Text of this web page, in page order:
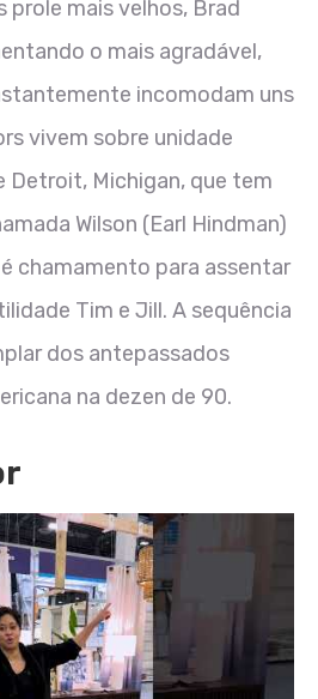
prole mais velhos, Brad
o mais agradável,
incomodam uns
vivem sobre unidade
Detroit, Michigan, que tem
Wilson (Earl Hindman)
chamamento para assentar
Tim e Jill. A sequência
dos antepassados
na dezen de 90.